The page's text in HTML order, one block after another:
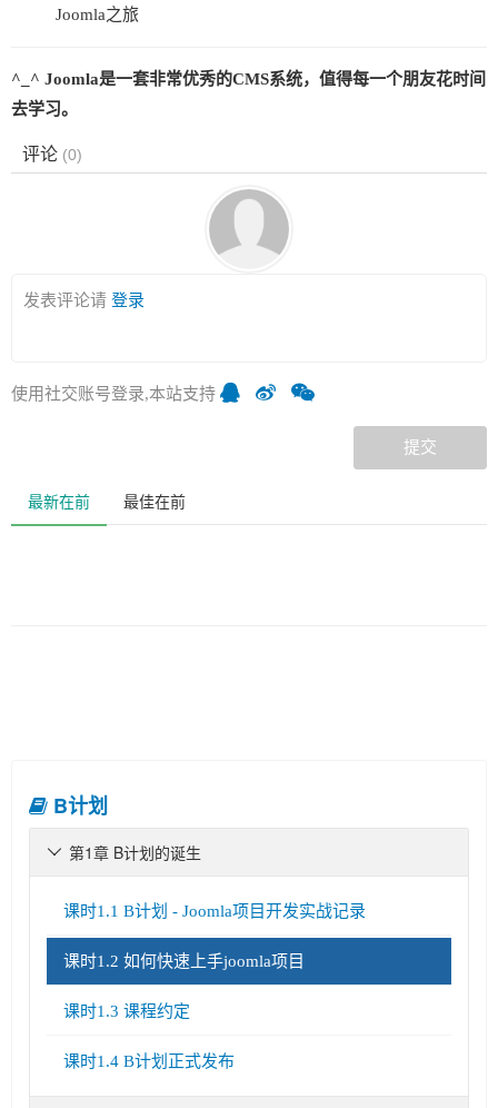
Joomla之旅
^_^ Joomla是一套非常优秀的CMS系统，值得每一个朋友花时间
去学习。
评论 (0)
发表评论请 登录
使用社交账号登录,本站支持
提交
最新在前 最佳在前
B计划
第1章 B计划的诞生

课时1.1 B计划 - Joomla项目开发实战记录
课时1.2 如何快速上手joomla项目
课时1.3 课程约定
课时1.4 B计划正式发布